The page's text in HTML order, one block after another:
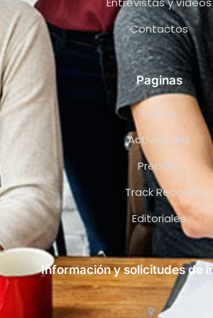
Contactos
Paginas
Equipo
Actividades
Premios
Track Record
Editoriales
Información y solicitudes de